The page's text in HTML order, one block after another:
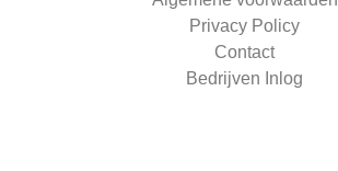
Privacy Policy
Contact
Bedrijven Inlog